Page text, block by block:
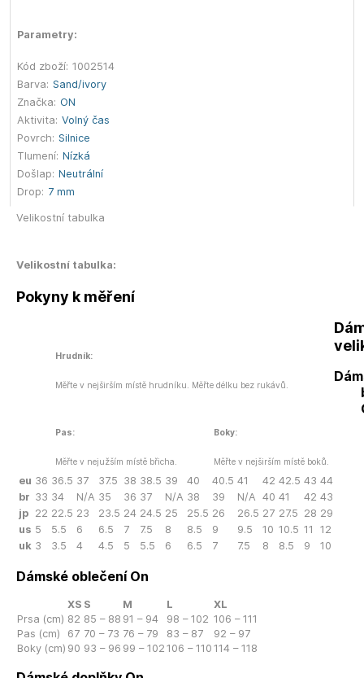
Parametry:
Kód zboží: 1002514
Barva: Sand/ivory
Značka: ON
Aktivita: Volný čas
Povrch: Silnice
Tlumení: Nízká
Došlap: Neutrální
Drop: 7 mm
Velikostní tabulka
Velikostní tabulka:
Pokyny k měření
Hrudník:
Měřte v nejširším místě hrudníku. Měřte délku bez rukávů.
Pas:
Měřte v nejužším místě břicha.
Boky:
Měřte v nejširším místě boků.
eu 36 36.5 37 37.5 38 38.5 39 40 40.5 41 42 42.5 43 44
br 33 34 N/A 35 36 37 N/A 38 39 N/A 40 41 42 43
jp 22 22.5 23 23.5 24 24.5 25 25.5 26 26.5 27 27.5 28 29
us 5 5.5 6 6.5 7 7.5 8 8.5 9 9.5 10 10.5 11
12
uk 3 3.5 4 4.5 5 5.5 6 6.5 7 7.5 8 8.5 9 10
Dámské oblečení On
XS S M L
XL
Prsa (cm) 82 85 – 88 91 – 94 98 – 102 106 – 111
Pas (cm)
67 70 – 73 76 – 79 83 – 87
92 – 97
Boky (cm) 90 93 – 96 99 – 102 106 – 110 114 – 118